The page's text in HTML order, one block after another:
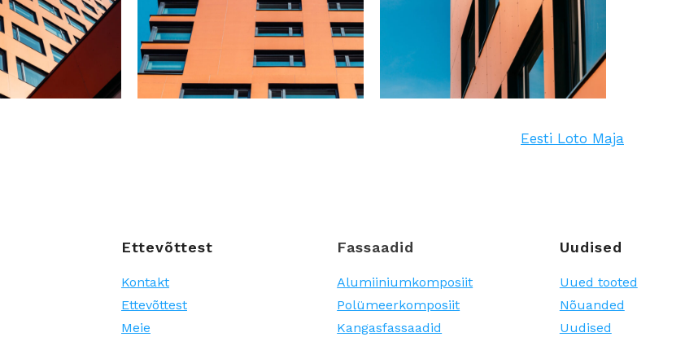
Eesti Loto Maja
Ettevõttest
Kontakt
Ettevõttest
Meie
Fassaadid
Alumiiniumkomposiit
Polümeerkomposiit
Kangasfassaadid
Uudised
Uued tooted
Nõuanded
Uudised